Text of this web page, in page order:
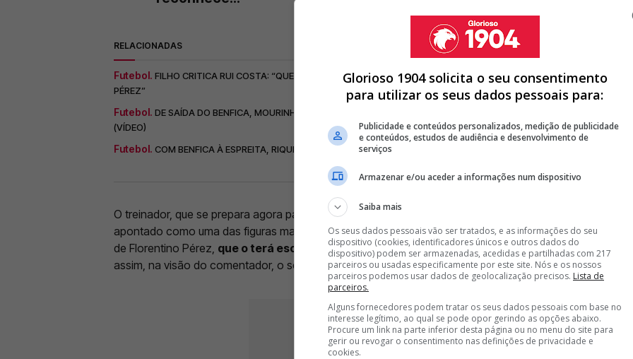
RELACIONADAS
Futebol. FILHO CRITICA RUI COSTA: “QUEM ESCOLHEU PRÓXIMO TREINADOR DO BENFICA FOI FLORENTINO
PÉREZ”
Futebol. DE SAÍDA DO BENFICA, MOURINHO ANUNCIA VITÓRIA DE FLORENTINO PÉREZ NO REAL MADRID
(VÍDEO)
Futebol. COM BENFICA À ESPREITA, RIQUELME FOGE ÀS PERGUNTAS SOBRE MOURINHO
< >
O treinador, que se prepara agora para regressar ao comando dos merengues, continua a ser
apontado como uma das figuras mais marcantes do futebol mundial, tendo chamado a atenção
de Florentino Pérez, que o terá escolhido para liderar o projeto do Real Madrid. Ainda
assim, na visão do comentador, o seu potencial não terá sido devidamente aproveitado na Luz.
Glorioso 1904 solicita o seu consentimento
para utilizar os seus dados pessoais para:
Publicidade e conteúdos personalizados, medição de publicidade
e conteúdos, estudos de audiência e desenvolvimento de
serviços
Armazenar e/ou aceder a informações num dispositivo
Saiba mais
Os seus dados pessoais vão ser tratados, e as informações do seu
dispositivo (cookies, identificadores únicos e outros dados do
dispositivo) podem ser armazenadas, acedidas e partilhadas com 217
parceiros ou usadas especificamente por este site. Nós e os nossos
parceiros podemos usar dados de geolocalização precisos. Lista de
parceiros.
Alguns fornecedores podem tratar os seus dados pessoais com base no
interesse legítimo, ao qual se pode opor gerindo as opções abaixo.
Procure um link na parte inferior desta página ou no menu do site para
gerir ou revogar o consentimento nas definições de privacidade e
cookies.